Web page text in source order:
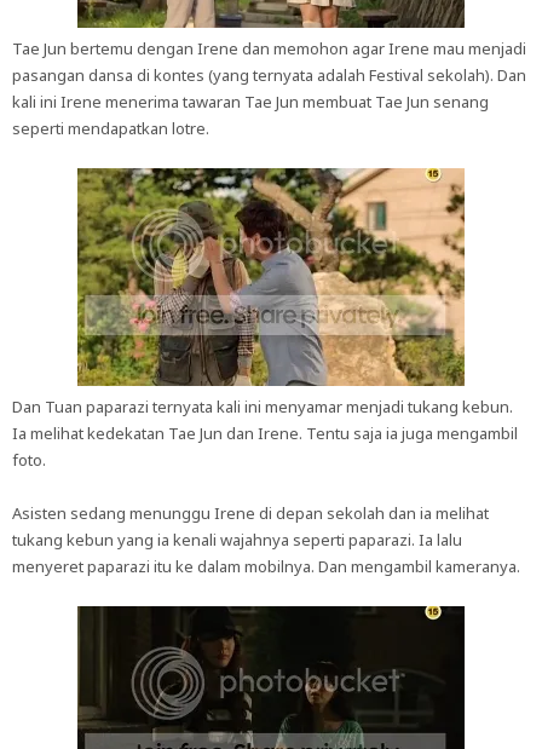
Tae Jun bertemu dengan Irene dan memohon agar Irene mau menjadi
pasangan dansa di kontes (yang ternyata adalah Festival sekolah). Dan
kali ini Irene menerima tawaran Tae Jun membuat Tae Jun senang
seperti mendapatkan lotre.
Dan Tuan paparazi ternyata kali ini menyamar menjadi tukang kebun.
Ia melihat kedekatan Tae Jun dan Irene. Tentu saja ia juga mengambil
foto.
Asisten sedang menunggu Irene di depan sekolah dan ia melihat
tukang kebun yang ia kenali wajahnya seperti paparazi. Ia lalu
menyeret paparazi itu ke dalam mobilnya. Dan mengambil kameranya.